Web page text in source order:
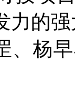
力的
、杨